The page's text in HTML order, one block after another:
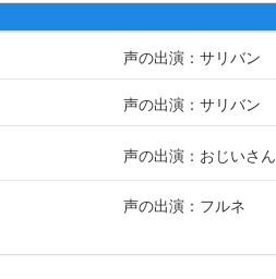
声の出演：サリバン
声の出演：サリバン
声の出演：おじいさん
声の出演：フルネ